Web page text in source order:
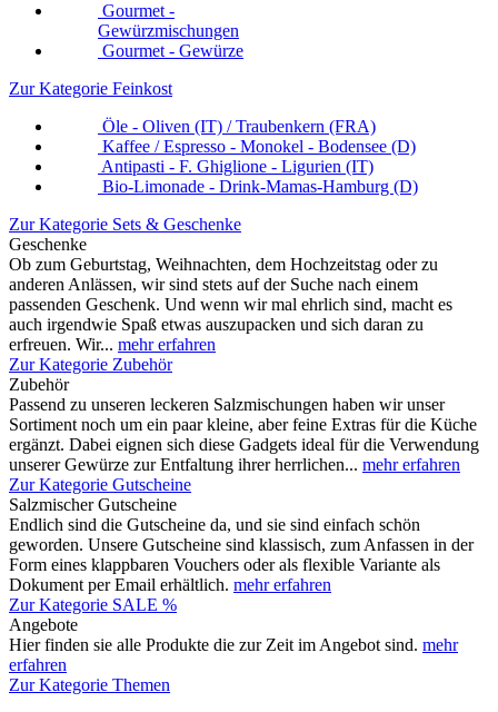
Gourmet -
Gewürzmischungen
Gourmet - Gewürze
Zur Kategorie Feinkost
Öle - Oliven (IT) / Traubenkern (FRA)
Kaffee / Espresso - Monokel - Bodensee (D)
Antipasti - F. Ghiglione - Ligurien (IT)
Bio-Limonade - Drink-Mamas-Hamburg (D)
Zur Kategorie Sets & Geschenke
Geschenke
Ob zum Geburtstag, Weihnachten, dem Hochzeitstag oder zu
anderen Anlässen, wir sind stets auf der Suche nach einem
passenden Geschenk. Und wenn wir mal ehrlich sind, macht es
auch irgendwie Spaß etwas auszupacken und sich daran zu
erfreuen. Wir... mehr erfahren
Zur Kategorie Zubehör
Zubehör
Passend zu unseren leckeren Salzmischungen haben wir unser
Sortiment noch um ein paar kleine, aber feine Extras für die Küche
ergänzt. Dabei eignen sich diese Gadgets ideal für die Verwendung
unserer Gewürze zur Entfaltung ihrer herrlichen... mehr erfahren
Zur Kategorie Gutscheine
Salzmischer Gutscheine
Endlich sind die Gutscheine da, und sie sind einfach schön
geworden. Unsere Gutscheine sind klassisch, zum Anfassen in der
Form eines klappbaren Vouchers oder als flexible Variante als
Dokument per Email erhältlich. mehr erfahren
Zur Kategorie SALE %
Angebote
Hier finden sie alle Produkte die zur Zeit im Angebot sind. mehr
erfahren
Zur Kategorie Themen